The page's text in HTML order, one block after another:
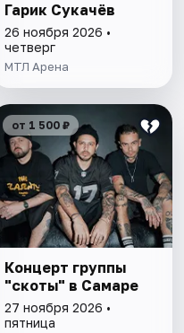
Гарик Сукачёв
26 ноября 2026 •
четверг
МТЛ Арена
от 1 500 ₽
Концерт группы
"скоты" в Самаре
27 ноября 2026 •
пятница